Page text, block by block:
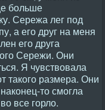
больше
Сережа лег под
а его друг на меня
его друга
Сережи. Они
Я чувствовала
такого размера. Они
то смогла
все горло.